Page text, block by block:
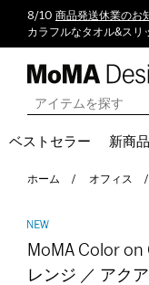
8/10 商品発送休業のお
カラフルなタオル&スリ
ベストセラー 新商品
ホーム オフィス
MoMA Color on
レンジ ／ アクア